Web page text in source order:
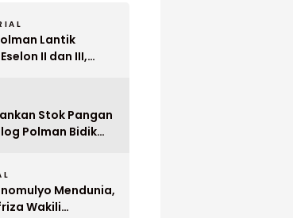
Lantik
II dan III,
Stok Pangan
Polman Bidik
Mendunia,
Wakili